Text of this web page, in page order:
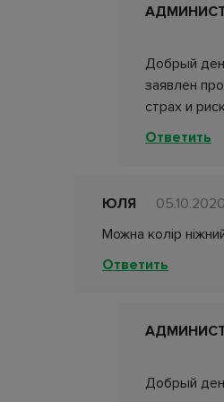
Добрый
заявлен
страх и
Ответить
ЮЛЯ
05.10.2020
Можна колір
Ответить
Добрый